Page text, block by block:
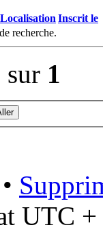
Localisation Inscrit le
recherche.
sur 1
•
UTC